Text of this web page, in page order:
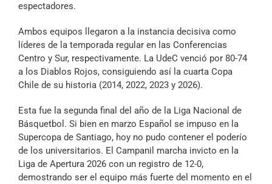
espectadores.
Ambos equipos llegaron a la instancia decisiva como
líderes de la temporada regular en las Conferencias
Centro y Sur, respectivamente. La UdeC venció por 80-74
a los Diablos Rojos, consiguiendo así la cuarta Copa
Chile de su historia (2014, 2022, 2023 y 2026).
Esta fue la segunda final del año de la Liga Nacional de
Básquetbol. Si bien en marzo Español se impuso en la
Supercopa de Santiago, hoy no pudo contener el poderío
de los universitarios. El Campanil marcha invicto en la
Liga de Apertura 2026 con un registro de 12-0,
demostrando ser el equipo más fuerte del momento en el